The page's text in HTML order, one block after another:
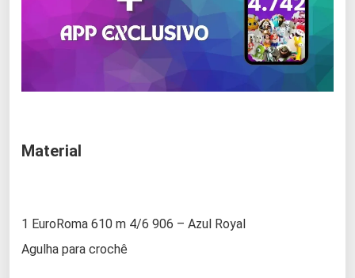
Material
1 EuroRoma 610 m 4/6 906 – Azul Royal
Agulha para crochê